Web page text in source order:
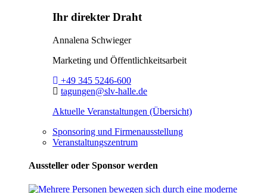
Ihr direkter Draht
Annalena Schwieger
Marketing und Öffentlichkeitsarbeit
Telefon:
+49 345 5246-600
E-Mail:
tagungen@slv-halle.de
Aktuelle Veranstaltungen (Übersicht)
Sponsoring und Firmenausstellung
Veranstaltungszentrum
Aussteller oder Sponsor werden